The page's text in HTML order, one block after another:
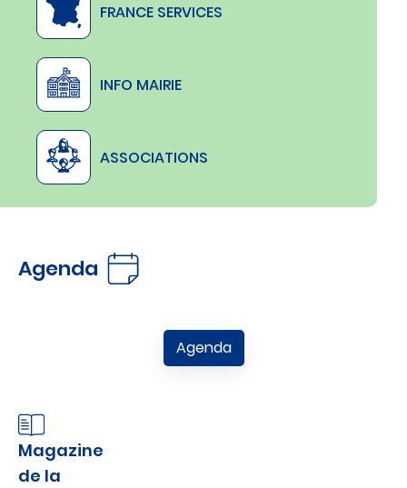
FRANCE SERVICES
INFO MAIRIE
ASSOCIATIONS
Agenda
Agenda
Magazine
de la